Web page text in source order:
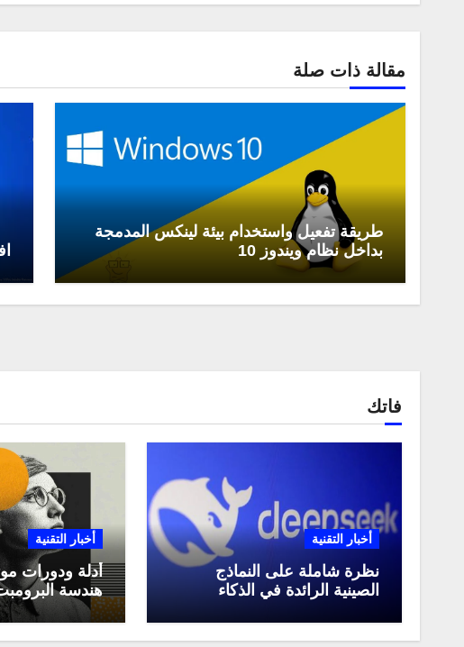
مقالة ذات صلة
طريقة تفعيل واستخدام بيئة لينكس المدمجة
بداخل نظام ويندوز 10
فاتك
أخبار التقنية
نظرة شاملة على النماذج
الصينية الرائدة في الذكاء
وكيف تستفيد منها في عام
أخبار التقنية
أدلة ودورات
هندسة
لعام 2025